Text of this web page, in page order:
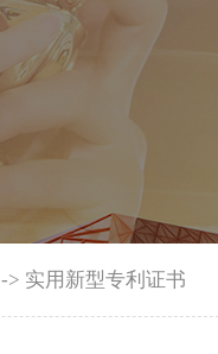
-> 实用新型专利证书